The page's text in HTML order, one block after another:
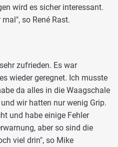
wird es sicher interessant.
so René Rast.
zufrieden. Es war
wieder geregnet. Ich musste
da alles in die Waagschale
wir hatten nur wenig Grip.
und habe einige Fehler
aber so sind die
viel drin", so Mike